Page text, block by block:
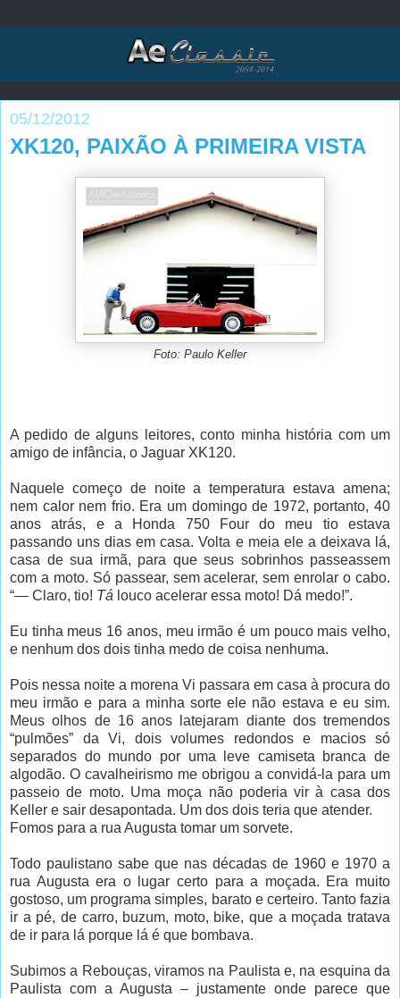
05/12/2012
XK120, PAIXÃO À PRIMEIRA VISTA
Foto: Paulo Keller
A pedido de alguns leitores, conto minha história com um
amigo de infância, o Jaguar XK120.
Naquele começo de noite a temperatura estava amena;
nem calor nem frio. Era um domingo de 1972, portanto, 40
anos atrás, e a Honda 750 Four do meu tio estava
passando uns dias em casa. Volta e meia ele a deixava lá,
casa de sua irmã, para que seus sobrinhos passeassem
com a moto. Só passear, sem acelerar, sem enrolar o cabo.
“— Claro, tio! Tá louco acelerar essa moto! Dá medo!”.
Eu tinha meus 16 anos, meu irmão é um pouco mais velho,
e nenhum dos dois tinha medo de coisa nenhuma.
Pois nessa noite a morena Vi passara em casa à procura do
meu irmão e para a minha sorte ele não estava e eu sim.
Meus olhos de 16 anos latejaram diante dos tremendos
“pulmões” da Vi, dois volumes redondos e macios só
separados do mundo por uma leve camiseta branca de
algodão. O cavalheirismo me obrigou a convidá-la para um
passeio de moto. Uma moça não poderia vir à casa dos
Keller e sair desapontada. Um dos dois teria que atender.
Fomos para a rua Augusta tomar um sorvete.
Todo paulistano sabe que nas décadas de 1960 e 1970 a
rua Augusta era o lugar certo para a moçada. Era muito
gostoso, um programa simples, barato e certeiro. Tanto fazia
ir a pé, de carro, buzum, moto, bike, que a moçada tratava
de ir para lá porque lá é que bombava.
Subimos a Rebouças, viramos na Paulista e, na esquina da
Paulista com a Augusta – justamente onde parece que